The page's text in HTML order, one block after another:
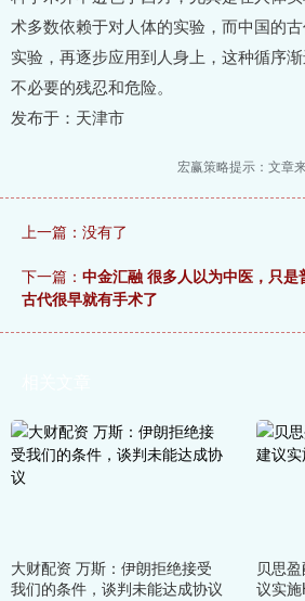
术多数依赖于对人体的实验，而中国的
实验，再逐步应用到人身上，这种循序
不必要的残忍和危险。
发布于：天津市
宏赢策略提示：文章
上一篇：没有了
下一篇： 中金汇融 很多人以为中医，只
古代很早就有手术了
大财配资 万斯：伊朗拒绝接受
我们的条件，谈判未能达成协议
贝思
议实